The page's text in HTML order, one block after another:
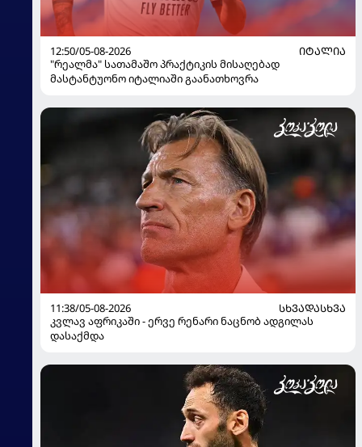
12:50/05-08-2026
ᲘᲢᲐᲚᲘᲐ
"რეალმა" სათამაშო პრაქტიკის მისაღებად
მასტანტუონო იტალიაში გაანათხოვრა
11:38/05-08-2026
ᲡᲮᲕᲐᲓᲐᲡᲮᲕᲐ
კვლავ აფრიკაში - ერვე რენარი ნაცნობ ადგილას
დასაქმდა